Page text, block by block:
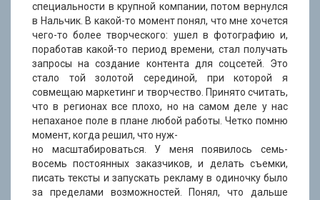
ПОИСК
специальности в крупной компании, потом вернулся
в Нальчик. В какой-то момент понял, что мне хочется
чего-то более творческого: ушел в фотографию и,
поработав какой-то период времени, стал получать
запросы на создание контента для соцсетей. Это
стало той золотой серединой, при которой я
совмещаю маркетинг и творчество. Принято считать,
что в регионах все плохо, но на самом деле у нас
непаханое поле в плане любой работы. Четко помню
момент, когда решил, что нуж-
но масштабироваться. У меня появилось семь-
восемь постоянных заказчиков, и делать съемки,
писать тексты и запускать рекламу в одиночку было
за пределами возможностей. Понял, что дальше